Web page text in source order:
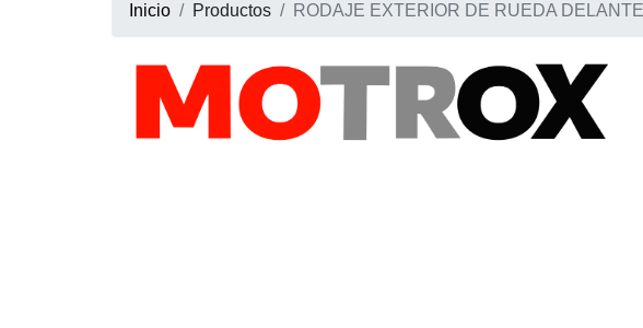
Inicio Productos RODAJE EXTERIOR DE RUEDA